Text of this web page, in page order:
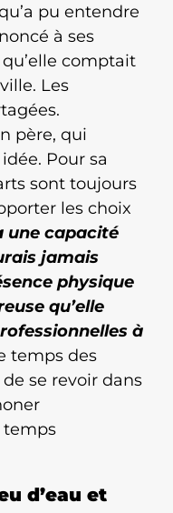
pu entendre
à ses
comptait
Les
père, qui
Pour sa
sont toujours
les choix
une capacité
jamais
physique
qu’elle
à
temps des
se revoir dans
temps
d’eau et